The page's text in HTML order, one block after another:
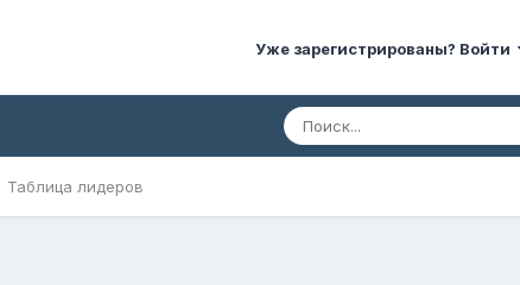
Уже зарегистрированы? Войти
Таблица лидеров